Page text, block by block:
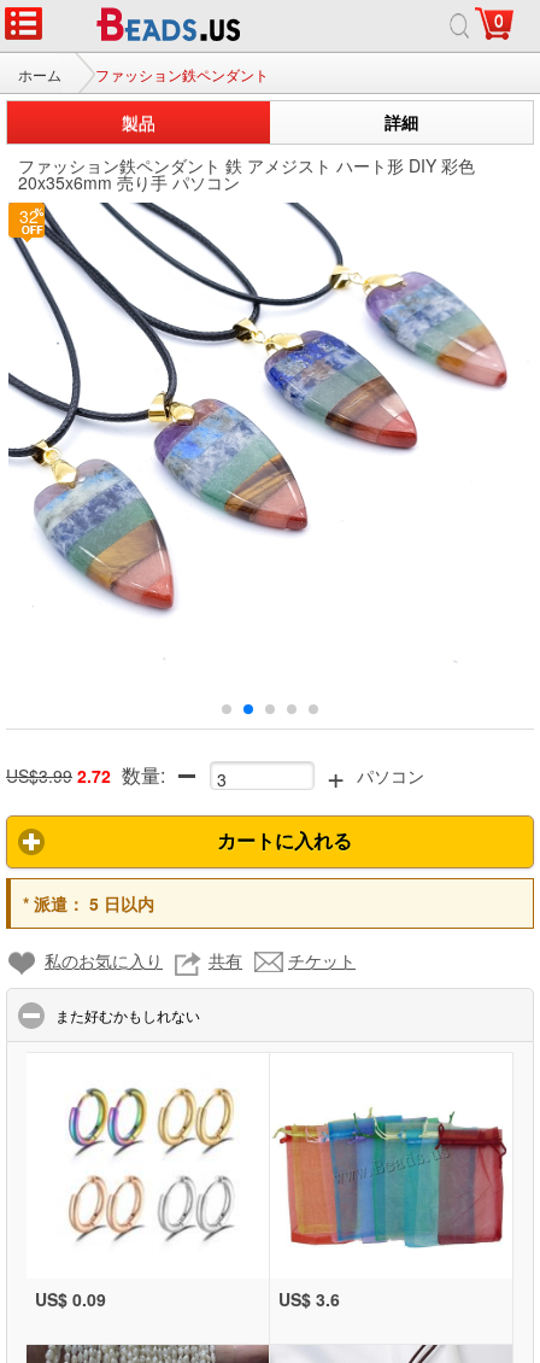
0
ホーム ファッション鉄ペンダント
製品
詳細
ファッション鉄ペンダント 鉄 アメジスト ハート形 DIY 彩色
20x35x6mm 売り手 パソコン
32
US$3.99 2.72 数量: + パソコン
カートに入れる
*派遣： 5 日以内
私のお気に入り 共有 チケット
また好むかもしれない
US$ 0.09 US$ 3.6